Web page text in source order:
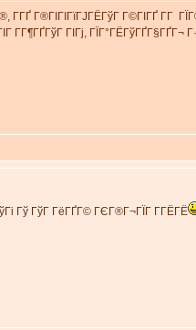
Г­ГҐ Г®ГІГІГїГЈГЁГўГ Г©ГІГҐ Г­Г
ГІГј, ГЇГ°ГЁГўГҐГ§ГҐГ¬
Гў ГўГ ГёГҐГ© ГЄГ®Г¬ГЇГ Г­ГЁГЁ